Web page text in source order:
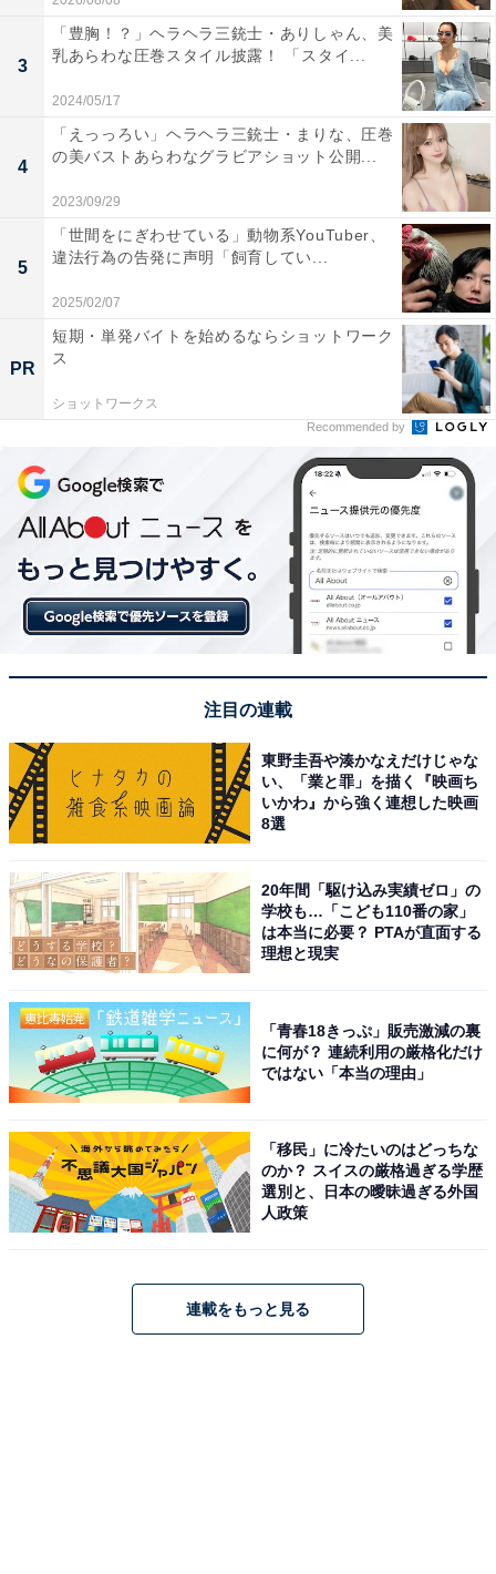
3
「豊胸！？」ヘラヘラ三銃士・ありしゃん、美
乳あらわな圧巻スタイル披露！ 「スタイ...
2024/05/17
4
「えっっろい」ヘラヘラ三銃士・まりな、圧巻
の美バストあらわなグラビアショット公開...
2023/09/29
5
「世間をにぎわせている」動物系YouTuber、
違法行為の告発に声明「飼育してい...
2025/02/07
PR
短期・単発バイトを始めるならショットワーク
ス
ショットワークス
Recommended by
注目の連載
東野圭吾や湊かなえだけじゃな
い、「業と罪」を描く『映画ち
いかわ』から強く連想した映画
8選
20年間「駆け込み実績ゼロ」の
学校も…「こども110番の家」
は本当に必要？ PTAが直面する
理想と現実
「青春18きっぷ」販売激減の裏
に何が？ 連続利用の厳格化だけ
ではない「本当の理由」
「移民」に冷たいのはどっちな
のか？ スイスの厳格過ぎる学歴
選別と、日本の曖昧過ぎる外国
人政策
連載をもっと見る